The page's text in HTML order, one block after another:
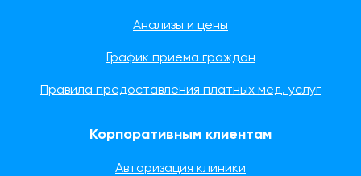
Анализы и цены
График приема граждан
Правила предоставления платных мед. услуг
Корпоративным клиентам
Авторизация клиники